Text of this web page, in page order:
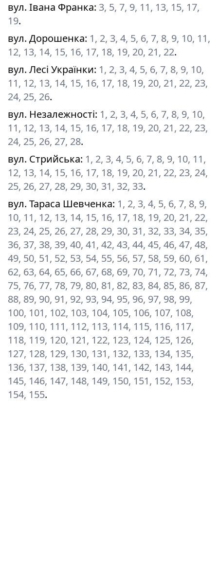
вул. Івана Франка: 3, 5, 7, 9, 11, 13, 15, 17,
19.
вул. Дорошенка: 1, 2, 3, 4, 5, 6, 7, 8, 9, 10, 11,
12, 13, 14, 15, 16, 17, 18, 19, 20, 21, 22.
вул. Лесі Українки: 1, 2, 3, 4, 5, 6, 7, 8, 9, 10,
11, 12, 13, 14, 15, 16, 17, 18, 19, 20, 21, 22, 23,
24, 25, 26.
вул. Незалежності: 1, 2, 3, 4, 5, 6, 7, 8, 9, 10,
11, 12, 13, 14, 15, 16, 17, 18, 19, 20, 21, 22, 23,
24, 25, 26, 27, 28.
вул. Стрийська: 1, 2, 3, 4, 5, 6, 7, 8, 9, 10, 11,
12, 13, 14, 15, 16, 17, 18, 19, 20, 21, 22, 23, 24,
25, 26, 27, 28, 29, 30, 31, 32, 33.
вул. Тараса Шевченка: 1, 2, 3, 4, 5, 6, 7, 8, 9,
10, 11, 12, 13, 14, 15, 16, 17, 18, 19, 20, 21, 22,
23, 24, 25, 26, 27, 28, 29, 30, 31, 32, 33, 34, 35,
36, 37, 38, 39, 40, 41, 42, 43, 44, 45, 46, 47, 48,
49, 50, 51, 52, 53, 54, 55, 56, 57, 58, 59, 60, 61,
62, 63, 64, 65, 66, 67, 68, 69, 70, 71, 72, 73, 74,
75, 76, 77, 78, 79, 80, 81, 82, 83, 84, 85, 86, 87,
88, 89, 90, 91, 92, 93, 94, 95, 96, 97, 98, 99,
100, 101, 102, 103, 104, 105, 106, 107, 108,
109, 110, 111, 112, 113, 114, 115, 116, 117,
118, 119, 120, 121, 122, 123, 124, 125, 126,
127, 128, 129, 130, 131, 132, 133, 134, 135,
136, 137, 138, 139, 140, 141, 142, 143, 144,
145, 146, 147, 148, 149, 150, 151, 152, 153,
154, 155.